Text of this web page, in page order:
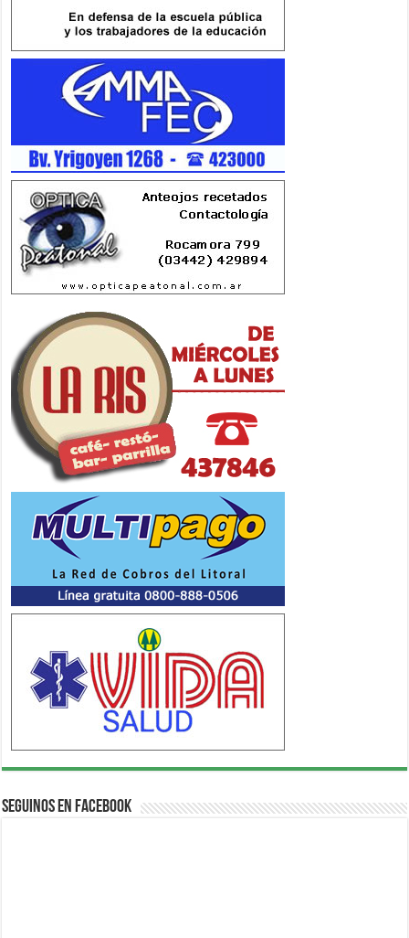
Seguinos en Facebook